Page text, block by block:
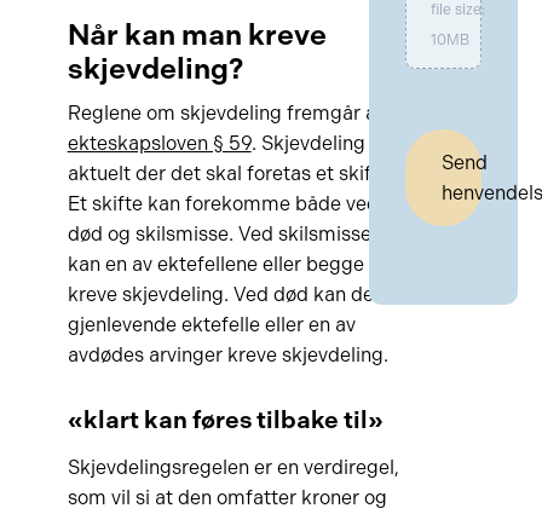
Når kan man kreve
skjevdeling?
Reglene om skjevdeling fremgår av
ekteskapsloven § 59. Skjevdeling er
aktuelt der det skal foretas et skifte.
Et skifte kan forekomme både ved
død og skilsmisse. Ved skilsmisse
kan en av ektefellene eller begge
kreve skjevdeling. Ved død kan den
gjenlevende ektefelle eller en av
avdødes arvinger kreve skjevdeling.
«klart kan føres tilbake til»
Skjevdelingsregelen er en verdiregel,
som vil si at den omfatter kroner og
file size:
10MB
Send